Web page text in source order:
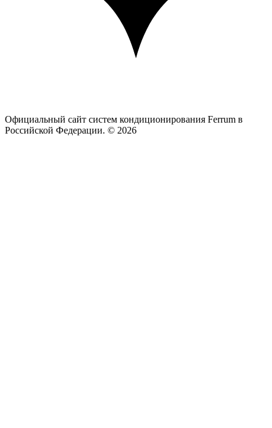
Официальный сайт систем кондиционирования Ferrum в
Российской Федерации. © 2026